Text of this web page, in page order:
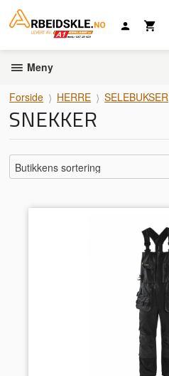
innholdet
Meny
Forside HERRE SELEBUKSER
SNEKKER